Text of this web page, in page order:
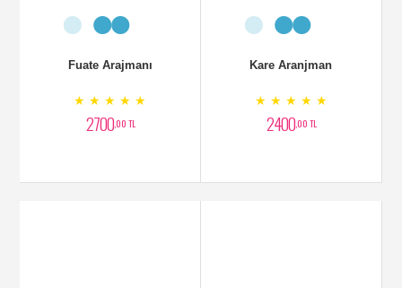
Fuate Arajmanı
★ ★ ★ ★ ★
2700,00 TL
Kare Aranjman
★ ★ ★ ★ ★
2400,00 TL